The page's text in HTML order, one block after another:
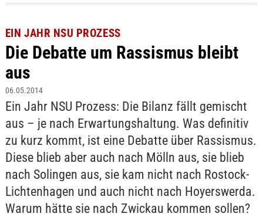
EIN JAHR NSU PROZESS
Die Debatte um Rassismus bleibt
aus
06.05.2014
Ein Jahr NSU Prozess: Die Bilanz fällt gemischt
aus – je nach Erwartungshaltung. Was definitiv
zu kurz kommt, ist eine Debatte über Rassismus.
Diese blieb aber auch nach Mölln aus, sie blieb
nach Solingen aus, sie kam nicht nach Rostock-
Lichtenhagen und auch nicht nach Hoyerswerda.
Warum hätte sie nach Zwickau kommen sollen?